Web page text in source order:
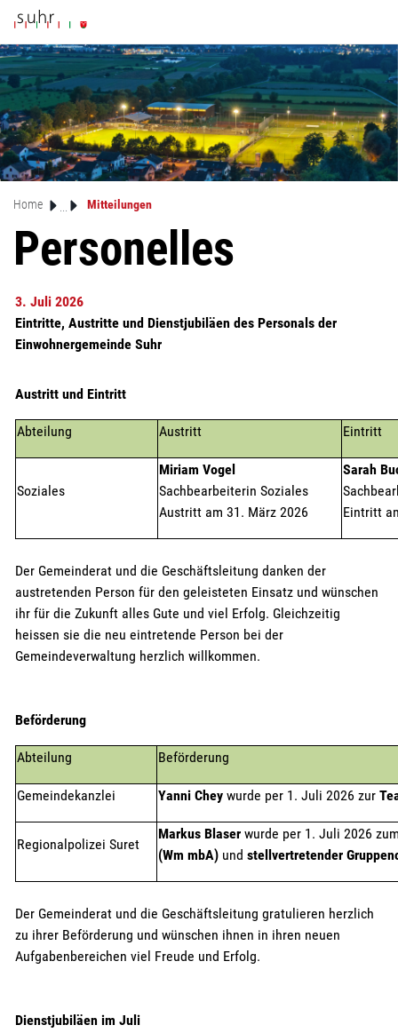
zur Startseite
Direkt zur Hauptnavigation
Direkt zum Inhalt
Direkt zur Suche
Direkt zum Stichwortverzeichnis
Mustergemeinde
Home Mitteilungen(ausgewählt)
Personelles
3. Juli 2026
Eintritte, Austritte und Dienstjubiläen des Personals der
Einwohnergemeinde Suhr
Austritt und Eintritt
Abteilung Austritt Eintritt
Soziales
Miriam Vogel
Sachbearbeiterin Soziales
Austritt am 31. März 2026
Sarah
Eintritt
Der Gemeinderat und die Geschäftsleitung danken der
austretenden Person für den geleisteten Einsatz und wünschen
ihr für die Zukunft alles Gute und viel Erfolg. Gleichzeitig
heissen sie die neu eintretende Person bei der
Gemeindeverwaltung herzlich willkommen.
Beförderung
Abteilung Beförderung
Gemeindekanzlei Yanni Chey wurde per 1. Juli 2026 zur
Regionalpolizei Suret
Markus Blaser wurde per 1. Juli 2026
(Wm mbA) und stellvertretender
Der Gemeinderat und die Geschäftsleitung gratulieren herzlich
zu ihrer Beförderung und wünschen ihnen in ihren neuen
Aufgabenbereichen viel Freude und Erfolg.
Dienstjubiläen im Juli